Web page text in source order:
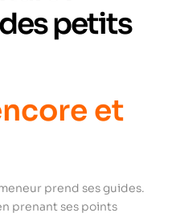
petits
et
prend ses guides.
prenant ses points